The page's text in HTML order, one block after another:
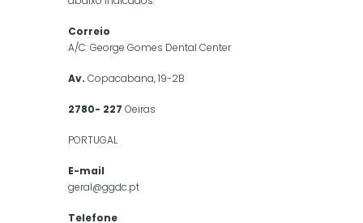
Correio
A/C: George Gomes Dental Center
Av. Copacabana, 19-2B
2780- 227 Oeiras
PORTUGAL
E-mail
geral@ggdc.pt
Telefone